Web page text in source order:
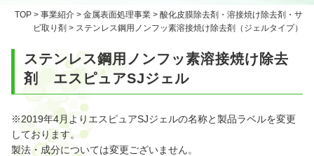
TOP > 事業紹介 > 金属表面処理事業 > 酸化皮膜除去剤・溶接焼け除去剤・サ
ビ取り剤 > ステンレス鋼用ノンフッ素溶接焼け除去剤（ジェルタイプ）
ステンレス鋼用ノンフッ素溶接焼け除去
剤 エスピュアSJジェル
※2019年4月よりエスピュアSJジェルの名称と製品ラベルを変更
しております。
製法・成分については変更ございません。